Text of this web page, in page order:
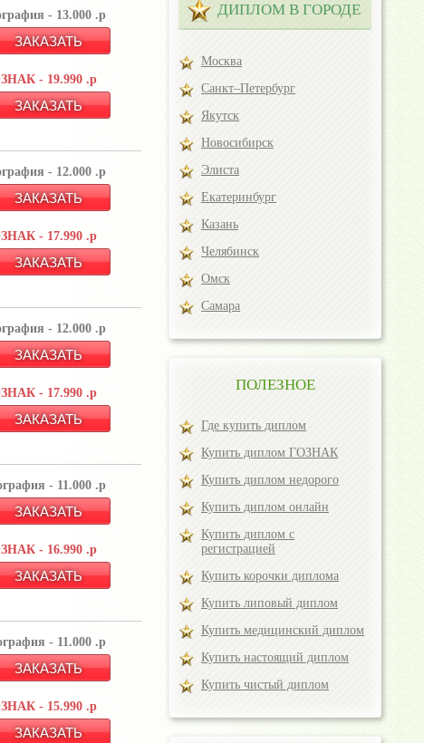
- 13.000 .р
- 19.990 .р
- 12.000 .р
- 17.990 .р
- 12.000 .р
- 17.990 .р
- 11.000 .р
- 16.990 .р
- 11.000 .р
- 15.990 .р
ДИПЛОМ В ГОРОДЕ
Москва
Санкт–Петербург
Якутск
Новосибирск
Элиста
Екатеринбург
Казань
Челябинск
Омск
Самара
ПОЛЕЗНОЕ
Где купить диплом
Купить диплом ГОЗНАК
Купить диплом недорого
Купить диплом онлайн
Купить диплом с
регистрацией
Купить корочки диплома
Купить липовый диплом
Купить медицинский диплом
Купить настоящий диплом
Купить чистый диплом